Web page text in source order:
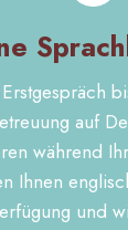
auf
während
Ihnen
und